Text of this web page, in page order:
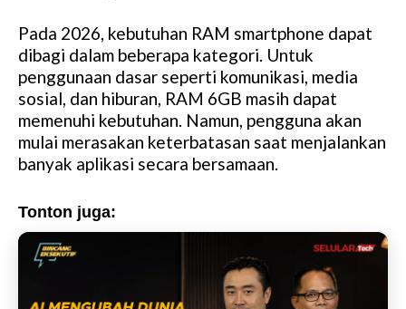
Pada 2026, kebutuhan RAM smartphone dapat
dibagi dalam beberapa kategori. Untuk
penggunaan dasar seperti komunikasi, media
sosial, dan hiburan, RAM 6GB masih dapat
memenuhi kebutuhan. Namun, pengguna akan
mulai merasakan keterbatasan saat menjalankan
banyak aplikasi secara bersamaan.
Tonton juga: